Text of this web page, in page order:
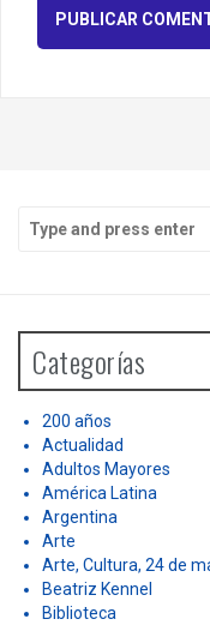
h
o
Categorías
200 años
Actualidad
Adultos Mayores
América Latina
Argentina
Arte
Arte, Cultura, 24 de
Beatriz Kennel
Biblioteca